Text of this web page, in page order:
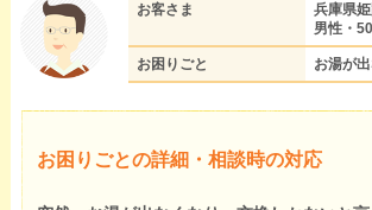
お客さま
兵庫県
男性・
お困りごと お湯が
お困りごとの詳細・相談時の対応